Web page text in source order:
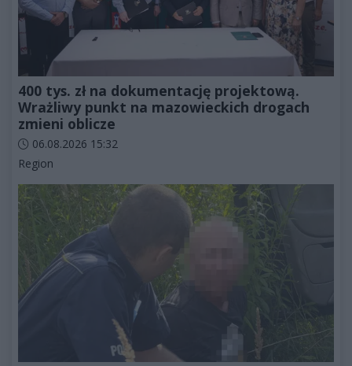
400 tys. zł na dokumentację projektową.
Wrażliwy punkt na mazowieckich drogach
zmieni oblicze
Data dodania artykułu:
06.08.2026 15:32
Kategorie artykułu:
Region